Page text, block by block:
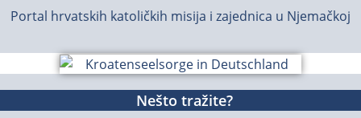
Portal hrvatskih katoličkih misija i zajednica u Njemačkoj
Nešto tražite?